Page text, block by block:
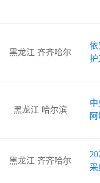
黑龙江 齐齐哈尔
依
护
黑龙江 哈尔滨
黑龙江 齐齐哈尔
采